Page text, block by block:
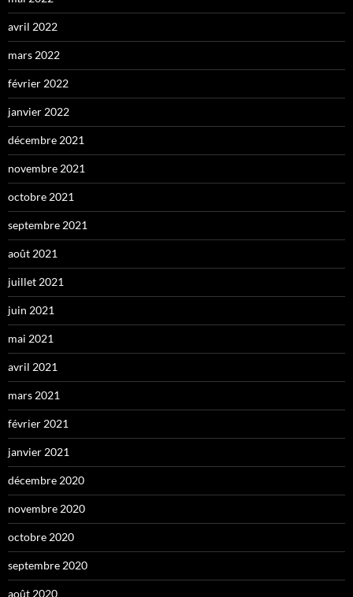
avril 2022
mars 2022
février 2022
janvier 2022
décembre 2021
novembre 2021
octobre 2021
septembre 2021
août 2021
juillet 2021
juin 2021
mai 2021
avril 2021
mars 2021
février 2021
janvier 2021
décembre 2020
novembre 2020
octobre 2020
septembre 2020
août 2020